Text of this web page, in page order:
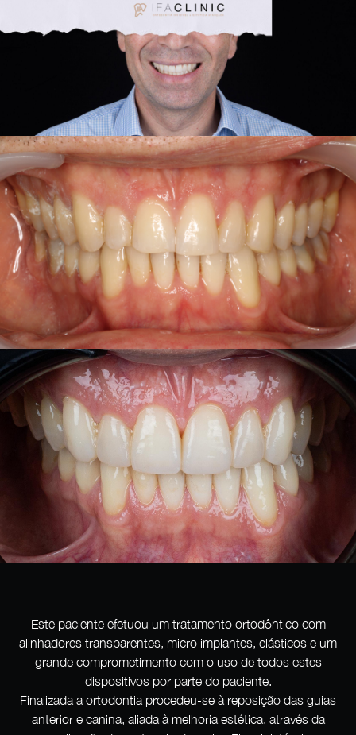
Este paciente efetuou um tratamento ortodôntico com
alinhadores transparentes, micro implantes, elásticos e um
grande comprometimento com o uso de todos estes
dispositivos por parte do paciente.
Finalizada a ortodontia procedeu-se à reposição das guias
anterior e canina, aliada à melhoria estética, através da